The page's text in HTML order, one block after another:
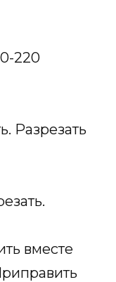
220
Разрезать
вместе